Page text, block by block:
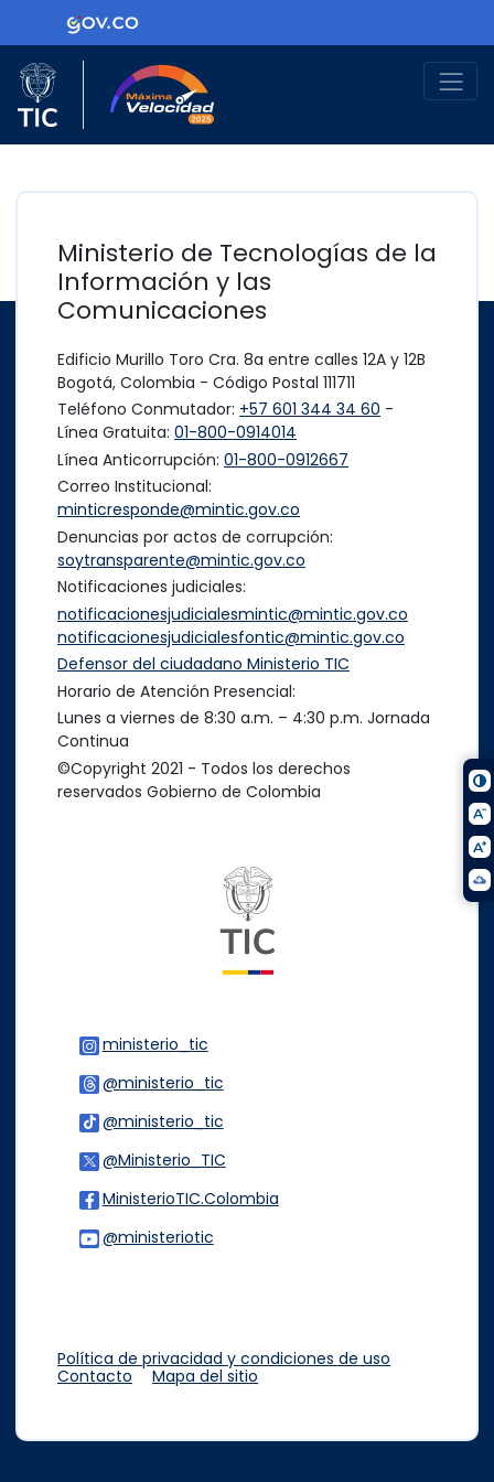
Ir al contenido principalLogo Gobierno de Colombia
Logo del Ministerio TIC
Ministerio de Tecnologías de la
Información y las
Comunicaciones
Edificio Murillo Toro Cra. 8a entre calles 12A y 12B
Bogotá, Colombia - Código Postal 111711
Teléfono Conmutador: +57 601 344 34 60 -
Línea Gratuita: 01-800-0914014
Línea Anticorrupción: 01-800-0912667
Correo Institucional:
minticresponde@mintic.gov.co
Denuncias por actos de corrupción:
soytransparente@mintic.gov.co
Notificaciones judiciales:
notificacionesjudicialesmintic@mintic.gov.co
notificacionesjudicialesfontic@mintic.gov.co
Defensor del ciudadano Ministerio TIC
Horario de Atención Presencial:
Lunes a viernes de 8:30 a.m. – 4:30 p.m. Jornada
Continua
©Copyright 2021 - Todos los derechos
reservados Gobierno de Colombia
ministerio_tic
@ministerio_tic
@ministerio_tic
@Ministerio_TIC
MinisterioTIC.Colombia
@ministeriotic
Política de privacidad y condiciones de uso
Contacto
Mapa del sitio